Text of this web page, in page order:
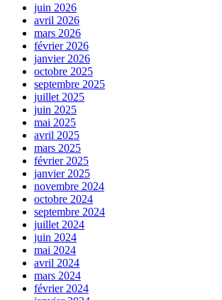
juin 2026
avril 2026
mars 2026
février 2026
janvier 2026
octobre 2025
septembre 2025
juillet 2025
juin 2025
mai 2025
avril 2025
mars 2025
février 2025
janvier 2025
novembre 2024
octobre 2024
septembre 2024
juillet 2024
juin 2024
mai 2024
avril 2024
mars 2024
février 2024